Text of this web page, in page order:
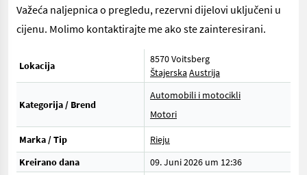
Važeća naljepnica o pregledu, rezervni dijelovi uključeni u
cijenu. Molimo kontaktirajte me ako ste zainteresirani.
Lokacija
8570 Voitsberg
Štajerska Austrija
Kategorija / Brend
Automobili i motocikli
Motori
Marka / Tip
Rieju
Kreirano dana
09. Juni 2026 um 12:36